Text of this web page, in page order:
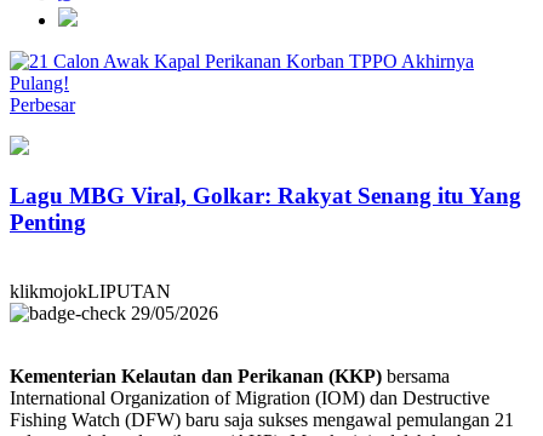
Perbesar
Lagu MBG Viral, Golkar: Rakyat Senang itu Yang
Penting
klikmojokLIPUTAN
29/05/2026
Kementerian Kelautan dan Perikanan (KKP) bersama
International Organization of Migration (IOM) dan Destructive
Fishing Watch (DFW) baru saja sukses mengawal pemulangan 21